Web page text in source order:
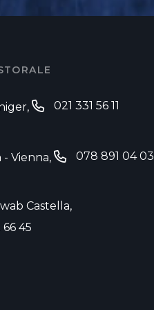
, 021 331 56 11
- Vienna, ‭ 078 891 04 03
Castella,
45